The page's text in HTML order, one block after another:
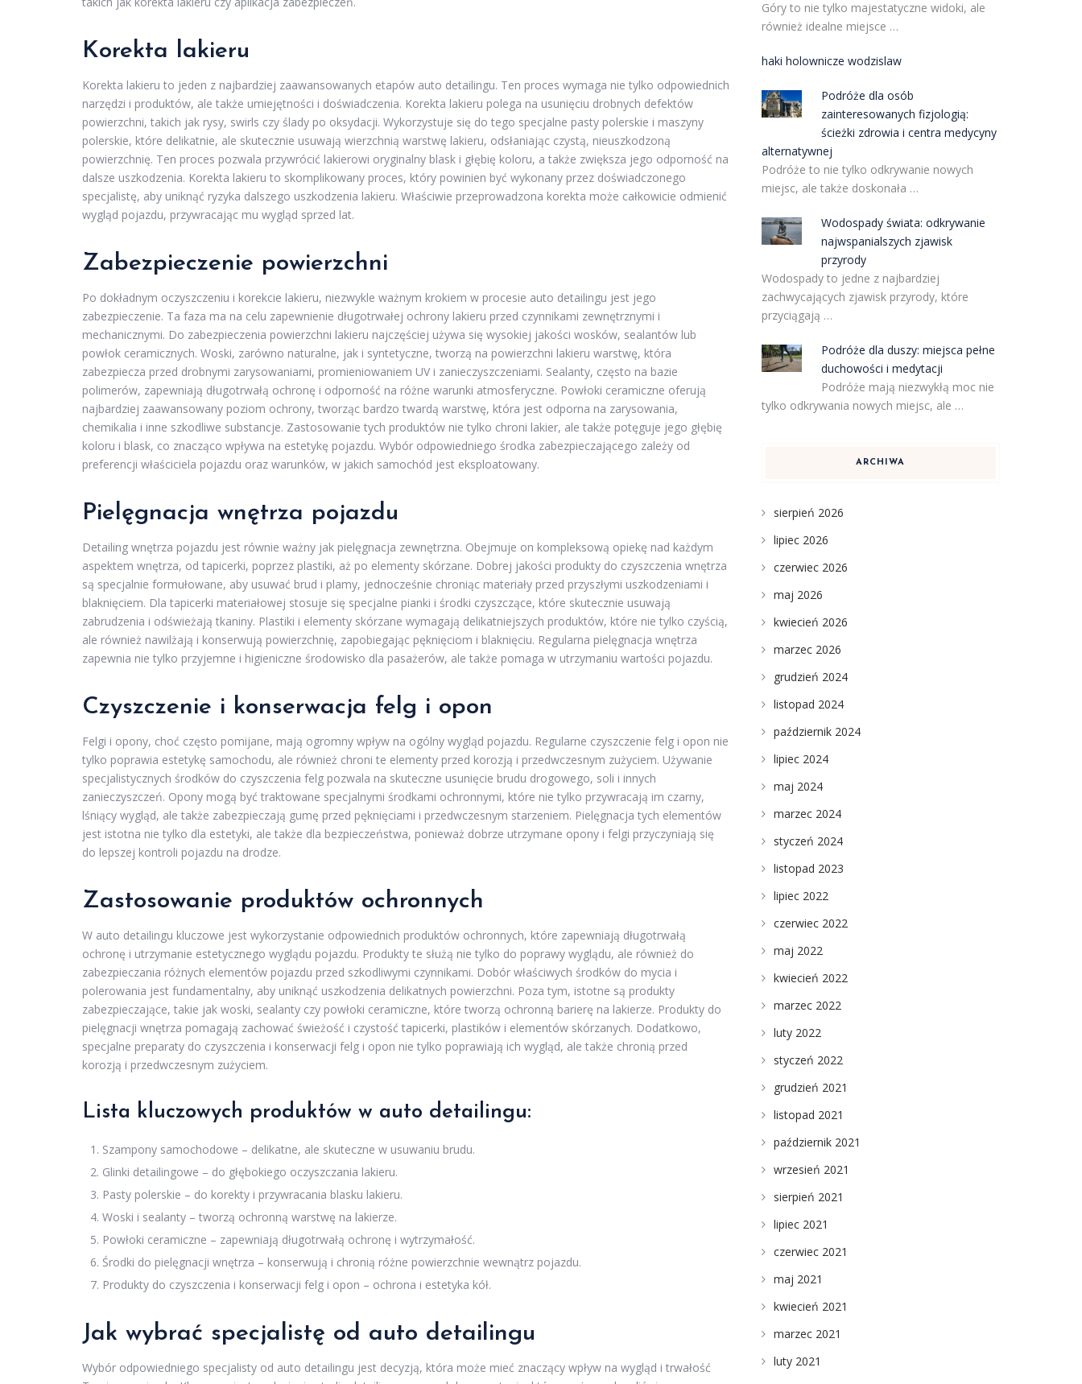
Korekta lakieru
Korekta lakieru to jeden z najbardziej zaawansowanych etapów auto detailingu. Ten proces wymaga nie tylko odpowiednich
narzędzi i produktów, ale także umiejętności i doświadczenia. Korekta lakieru polega na usunięciu drobnych defektów
powierzchni, takich jak rysy, swirls czy ślady po oksydacji. Wykorzystuje się do tego specjalne pasty polerskie i maszyny
polerskie, które delikatnie, ale skutecznie usuwają wierzchnią warstwę lakieru, odsłaniając czystą, nieuszkodzoną
powierzchnię. Ten proces pozwala przywrócić lakierowi oryginalny blask i głębię koloru, a także zwiększa jego odporność na
dalsze uszkodzenia. Korekta lakieru to skomplikowany proces, który powinien być wykonany przez doświadczonego
specjalistę, aby uniknąć ryzyka dalszego uszkodzenia lakieru. Właściwie przeprowadzona korekta może całkowicie odmienić
wygląd pojazdu, przywracając mu wygląd sprzed lat.
Zabezpieczenie powierzchni
Po dokładnym oczyszczeniu i korekcie lakieru, niezwykle ważnym krokiem w procesie auto detailingu jest jego
zabezpieczenie. Ta faza ma na celu zapewnienie długotrwałej ochrony lakieru przed czynnikami zewnętrznymi i
mechanicznymi. Do zabezpieczenia powierzchni lakieru najczęściej używa się wysokiej jakości wosków, sealantów lub
powłok ceramicznych. Woski, zarówno naturalne, jak i syntetyczne, tworzą na powierzchni lakieru warstwę, która
zabezpiecza przed drobnymi zarysowaniami, promieniowaniem UV i zanieczyszczeniami. Sealanty, często na bazie
polimerów, zapewniają długotrwałą ochronę i odporność na różne warunki atmosferyczne. Powłoki ceramiczne oferują
najbardziej zaawansowany poziom ochrony, tworząc bardzo twardą warstwę, która jest odporna na zarysowania,
chemikalia i inne szkodliwe substancje. Zastosowanie tych produktów nie tylko chroni lakier, ale także potęguje jego głębię
koloru i blask, co znacząco wpływa na estetykę pojazdu. Wybór odpowiedniego środka zabezpieczającego zależy od
preferencji właściciela pojazdu oraz warunków, w jakich samochód jest eksploatowany.
Pielęgnacja wnętrza pojazdu
Detailing wnętrza pojazdu jest równie ważny jak pielęgnacja zewnętrzna. Obejmuje on kompleksową opiekę nad każdym
aspektem wnętrza, od tapicerki, poprzez plastiki, aż po elementy skórzane. Dobrej jakości produkty do czyszczenia wnętrza
są specjalnie formułowane, aby usuwać brud i plamy, jednocześnie chroniąc materiały przed przyszłymi uszkodzeniami i
blaknięciem. Dla tapicerki materiałowej stosuje się specjalne pianki i środki czyszczące, które skutecznie usuwają
zabrudzenia i odświeżają tkaniny. Plastiki i elementy skórzane wymagają delikatniejszych produktów, które nie tylko czyścią,
ale również nawilżają i konserwują powierzchnię, zapobiegając pęknięciom i blaknięciu. Regularna pielęgnacja wnętrza
zapewnia nie tylko przyjemne i higieniczne środowisko dla pasażerów, ale także pomaga w utrzymaniu wartości pojazdu.
Czyszczenie i konserwacja felg i opon
Felgi i opony, choć często pomijane, mają ogromny wpływ na ogólny wygląd pojazdu. Regularne czyszczenie felg i opon nie
tylko poprawia estetykę samochodu, ale również chroni te elementy przed korozją i przedwczesnym zużyciem. Używanie
specjalistycznych środków do czyszczenia felg pozwala na skuteczne usunięcie brudu drogowego, soli i innych
zanieczyszczeń. Opony mogą być traktowane specjalnymi środkami ochronnymi, które nie tylko przywracają im czarny,
lśniący wygląd, ale także zabezpieczają gumę przed pęknięciami i przedwczesnym starzeniem. Pielęgnacja tych elementów
jest istotna nie tylko dla estetyki, ale także dla bezpieczeństwa, ponieważ dobrze utrzymane opony i felgi przyczyniają się
do lepszej kontroli pojazdu na drodze.
Zastosowanie produktów ochronnych
W auto detailingu kluczowe jest wykorzystanie odpowiednich produktów ochronnych, które zapewniają długotrwałą
ochronę i utrzymanie estetycznego wyglądu pojazdu. Produkty te służą nie tylko do poprawy wyglądu, ale również do
zabezpieczania różnych elementów pojazdu przed szkodliwymi czynnikami. Dobór właściwych środków do mycia i
polerowania jest fundamentalny, aby uniknąć uszkodzenia delikatnych powierzchni. Poza tym, istotne są produkty
zabezpieczające, takie jak woski, sealanty czy powłoki ceramiczne, które tworzą ochronną barierę na lakierze. Produkty do
pielęgnacji wnętrza pomagają zachować świeżość i czystość tapicerki, plastików i elementów skórzanych. Dodatkowo,
specjalne preparaty do czyszczenia i konserwacji felg i opon nie tylko poprawiają ich wygląd, ale także chronią przed
korozją i przedwczesnym zużyciem.
Lista kluczowych produktów w auto detailingu:
Szampony samochodowe – delikatne, ale skuteczne w usuwaniu brudu.
Glinki detailingowe – do głębokiego oczyszczania lakieru.
Pasty polerskie – do korekty i przywracania blasku lakieru.
Woski i sealanty – tworzą ochronną warstwę na lakierze.
Powłoki ceramiczne – zapewniają długotrwałą ochronę i wytrzymałość.
Środki do pielęgnacji wnętrza – konserwują i chronią różne powierzchnie wewnątrz pojazdu.
Produkty do czyszczenia i konserwacji felg i opon – ochrona i estetyka kół.
Jak wybrać specjalistę od auto detailingu
Wybór odpowiedniego specjalisty od auto detailingu jest decyzją, która może mieć znaczący wpływ na wygląd i trwałość
Góry to nie tylko majestatyczne widoki, ale
również idealne miejsce …
haki holownicze wodzislaw
Podróże dla osób
zainteresowanych fizjologią:
ścieżki zdrowia i centra medycyny
alternatywnej
Podróże to nie tylko odkrywanie nowych
miejsc, ale także doskonała …
Wodospady świata: odkrywanie
najwspanialszych zjawisk
przyrody
Wodospady to jedne z najbardziej
zachwycających zjawisk przyrody, które
przyciągają …
Podróże dla duszy: miejsca pełne
duchowości i medytacji
Podróże mają niezwykłą moc nie
tylko odkrywania nowych miejsc, ale …
ARCHIWA
sierpień 2026
lipiec 2026
czerwiec 2026
maj 2026
kwiecień 2026
marzec 2026
grudzień 2024
listopad 2024
październik 2024
lipiec 2024
maj 2024
marzec 2024
styczeń 2024
listopad 2023
lipiec 2022
czerwiec 2022
maj 2022
kwiecień 2022
marzec 2022
luty 2022
styczeń 2022
grudzień 2021
listopad 2021
październik 2021
wrzesień 2021
sierpień 2021
lipiec 2021
czerwiec 2021
maj 2021
kwiecień 2021
marzec 2021
luty 2021